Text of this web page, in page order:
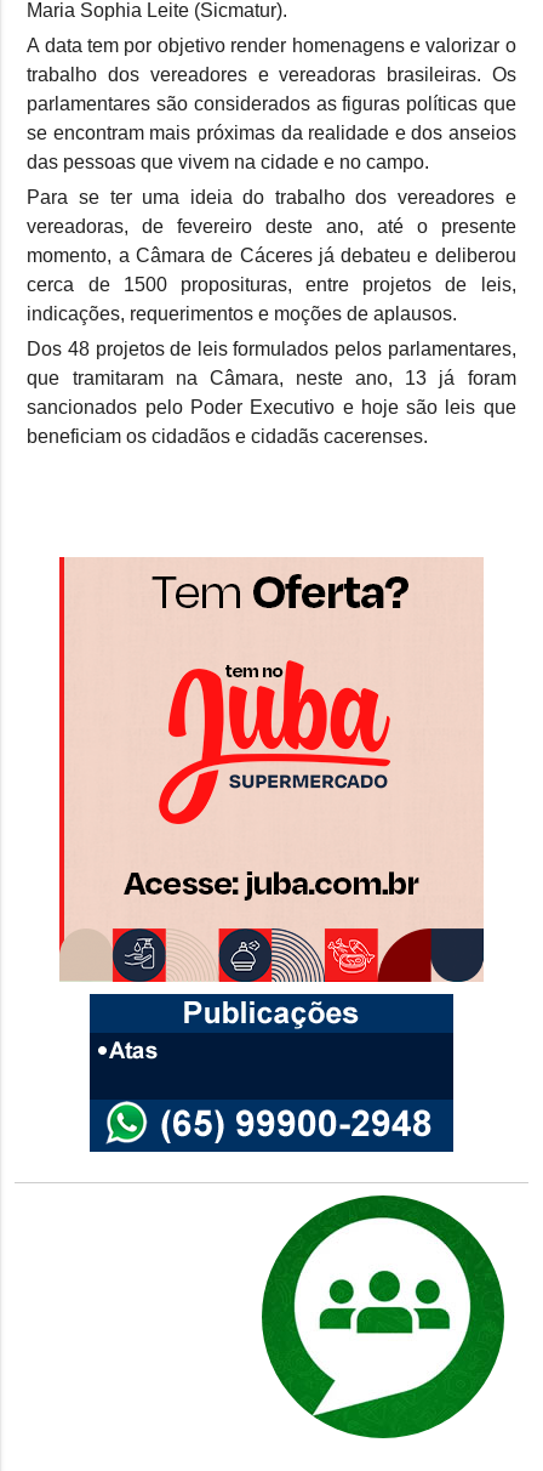
Maria Sophia Leite (Sicmatur).
A data tem por objetivo render homenagens e valorizar o
trabalho dos vereadores e vereadoras brasileiras. Os
parlamentares são considerados as figuras políticas que
se encontram mais próximas da realidade e dos anseios
das pessoas que vivem na cidade e no campo.
Para se ter uma ideia do trabalho dos vereadores e
vereadoras, de fevereiro deste ano, até o presente
momento, a Câmara de Cáceres já debateu e deliberou
cerca de 1500 proposituras, entre projetos de leis,
indicações, requerimentos e moções de aplausos.
Dos 48 projetos de leis formulados pelos parlamentares,
que tramitaram na Câmara, neste ano, 13 já foram
sancionados pelo Poder Executivo e hoje são leis que
beneficiam os cidadãos e cidadãs cacerenses.